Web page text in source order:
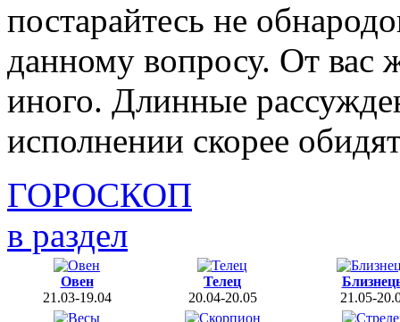
постарайтесь не
данному вопросу. От вас
иного. Длинные
исполнении скорее
ГОРОСКОП
в раздел
Овен
21.03-19.04
Телец
20.04-20.05
21.05-